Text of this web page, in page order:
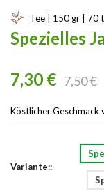
Tee | 150 gr | 70
Spezielles
7,30 € 7,50 €
Köstlicher Geschmack
Variante::